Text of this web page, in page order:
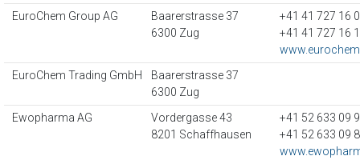
EuroChem Group AG
Baarerstrasse 37
6300 Zug
+41 41 727 16
+41 41 727 16
EuroChem Trading GmbH
Baarerstrasse 37
6300 Zug
Ewopharma AG
Vordergasse 43
8201 Schaffhausen
+41 52 633 09
+41 52 633 09